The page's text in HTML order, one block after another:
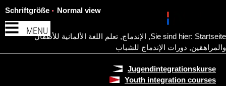
MENU
Schriftgröße Normal view
Sie sind hier: Startseite
, الإندماج, تعلم اللغة الألمانية للأطفال
والمراهقين, دورات الإندماج للشباب
Jugendintegrationskurse
Youth integration courses